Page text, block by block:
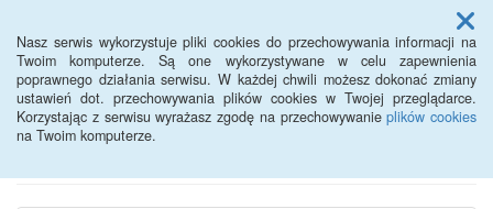
Nasz serwis wykorzystuje pliki cookies do przechowywania informacji na
Twoim komputerze. Są one wykorzystywane w celu zapewnienia
poprawnego działania serwisu. W każdej chwili możesz dokonać zmiany
ustawień dot. przechowywania plików cookies w Twojej przeglądarce.
Korzystając z serwisu wyrażasz zgodę na przechowywanieplików cookies
na Twoim komputerze.
Menu
BIP - Urząd Miejski
Wyśmierzyce